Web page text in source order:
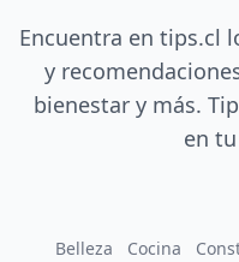
Encuentra en tips.cl
y
bienestar y más.
en
Belleza Cocina